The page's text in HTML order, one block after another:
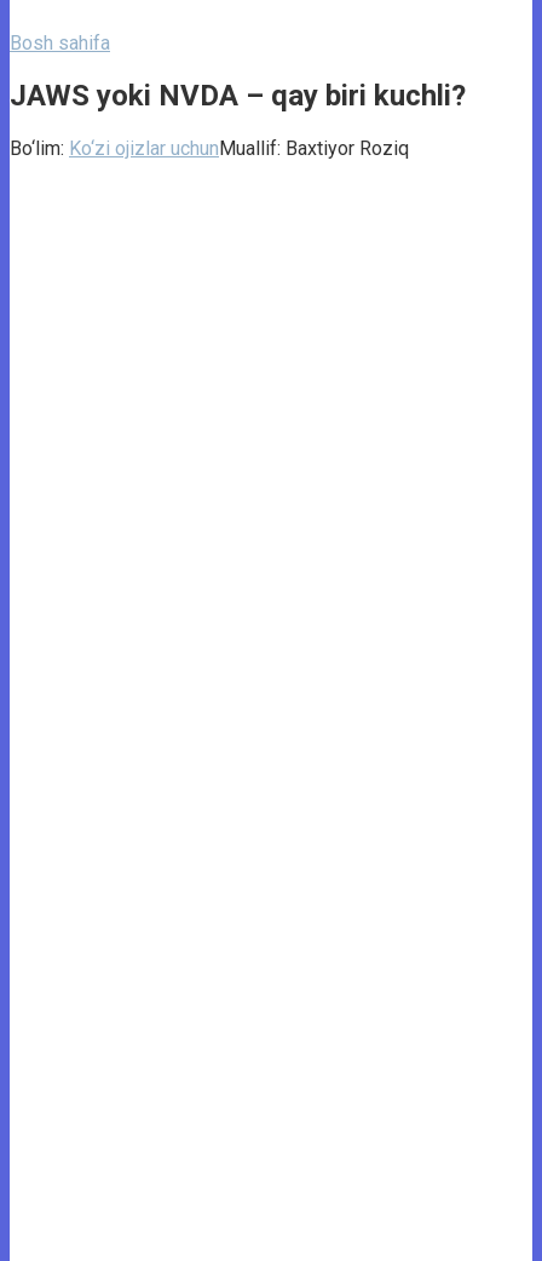
Bosh sahifa
JAWS yoki NVDA – qay biri kuchli?
Bo‘lim: Ko‘zi ojizlar uchunMuallif: Baxtiyor Roziq